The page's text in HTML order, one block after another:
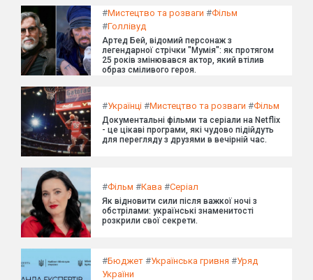
#Мистецтво та розваги #Фільм
#Голлівуд
Артед Бей, відомий персонаж з
легендарної стрічки "Мумія": як протягом
25 років змінювався актор, який втілив
образ сміливого героя.
#Українці #Мистецтво та розваги #Фільм
Документальні фільми та серіали на Netflix
- це цікаві програми, які чудово підійдуть
для перегляду з друзями в вечірній час.
#Фільм #Кава #Серіал
Як відновити сили після важкої ночі з
обстрілами: українські знаменитості
розкрили свої секрети.
#Бюджет #Українська гривня #Уряд
України